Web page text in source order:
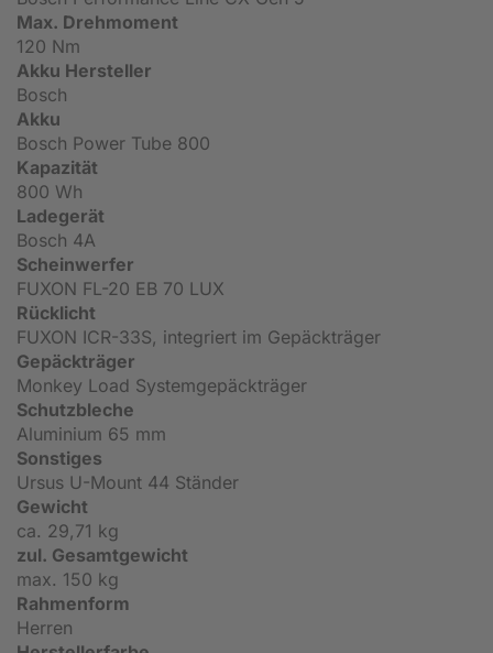
Max. Drehmoment
120 Nm
Akku Hersteller
Bosch
Akku
Bosch Power Tube 800
Kapazität
800 Wh
Ladegerät
Bosch 4A
Scheinwerfer
FUXON FL-20 EB 70 LUX
Rücklicht
FUXON ICR-33S, integriert im Gepäckträger
Gepäckträger
Monkey Load Systemgepäckträger
Schutzbleche
Aluminium 65 mm
Sonstiges
Ursus U-Mount 44 Ständer
Gewicht
ca. 29,71 kg
zul. Gesamtgewicht
max. 150 kg
Rahmenform
Herren